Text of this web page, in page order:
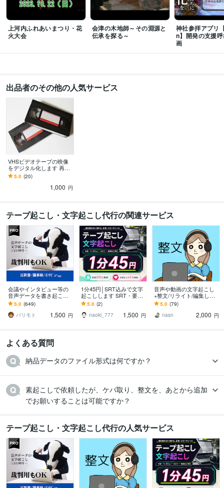
学歴
筑波大学大学院 1993年3月 ~ 2000年2月
上河内ふれあいまつり・花
火大会
会津の木地師～その淵源と
伝承を探る～
神社参拝アプリ
n】開発の支援
画
出品者のその他の人気サービス
VHSビデオテープの映像
をデジタル化します 再生
できなくなった昔の映像
を復活させます！
5.0 (20)
1,000 円
テープ起こし・文字起こし代行の関連サービス
会議やインタビュー等の
音声データを書き起こし
ます 弁護士事務所のお墨
付き！裁判所提出用の通
話記録の文字起こし！
5.0 (649)
バリモト
1,500 円
1分45円│SRT込みで文字
起こしします SRT・要
約・タイムコードも追加
料金なし
5.0 (2)
naoki_777
1,500 円
音声や動画の文字起こし
+整文/リライト/編集しま
す 綺麗な文章に！記事
化、動画テロップ、議事
録、AIの手直しなど
5.0 (79)
nasn
2,000 円
よくある質問
納品データのファイル形式は何ですか？
素起こしで依頼したが、ケバ取り、整文を、あとから追加
でお願いすることは可能ですか？
テープ起こし・文字起こし代行の人気サービス